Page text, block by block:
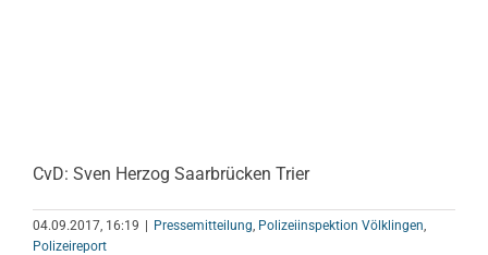
CvD: Sven Herzog Saarbrücken Trier
04.09.2017, 16:19 | Pressemitteilung Polizeiinspektion Völklingen
Polizeireport